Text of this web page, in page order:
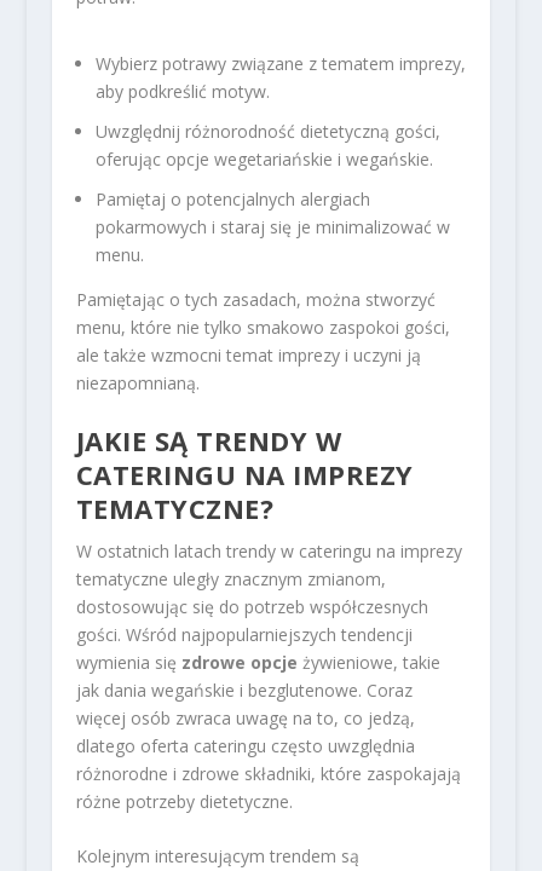
Wybierz potrawy związane z tematem imprezy,
aby podkreślić motyw.
Uwzględnij różnorodność dietetyczną gości,
oferując opcje wegetariańskie i wegańskie.
Pamiętaj o potencjalnych alergiach
pokarmowych i staraj się je minimalizować w
menu.
Pamiętając o tych zasadach, można stworzyć
menu, które nie tylko smakowo zaspokoi gości,
ale także wzmocni temat imprezy i uczyni ją
niezapomnianą.
JAKIE SĄ TRENDY W
CATERINGU NA IMPREZY
TEMATYCZNE?
W ostatnich latach trendy w cateringu na imprezy
tematyczne uległy znacznym zmianom,
dostosowując się do potrzeb współczesnych
gości. Wśród najpopularniejszych tendencji
wymienia się zdrowe opcje żywieniowe, takie
jak dania wegańskie i bezglutenowe. Coraz
więcej osób zwraca uwagę na to, co jedzą,
dlatego oferta cateringu często uwzględnia
różnorodne i zdrowe składniki, które zaspokajają
różne potrzeby dietetyczne.
Kolejnym interesującym trendem są